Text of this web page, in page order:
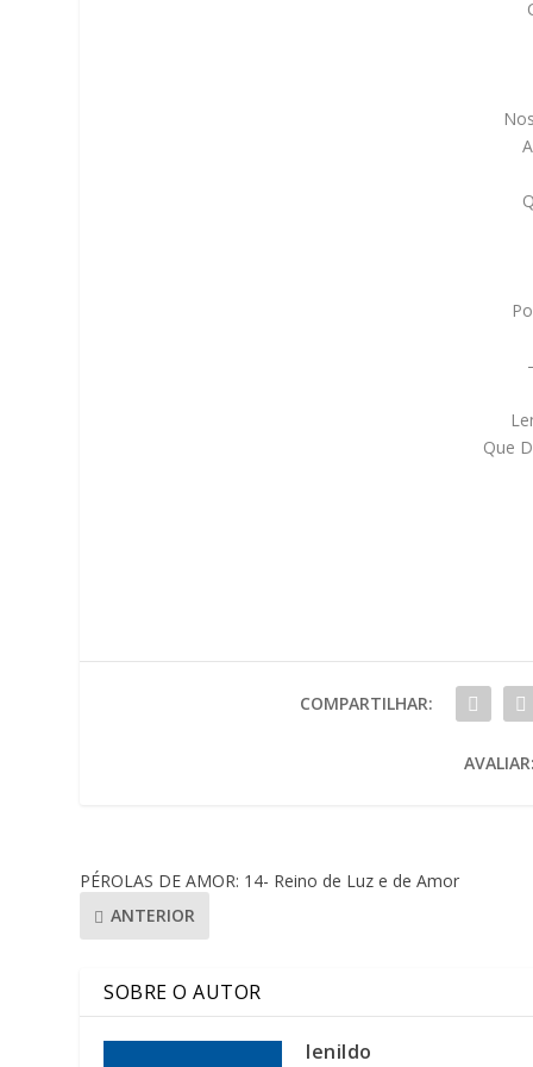
Que
COMPARTILHAR:
PÉROLAS DE AMOR: 14- Reino de Luz e de Amor
ANTERIOR
SOBRE O AUTOR
lenildo